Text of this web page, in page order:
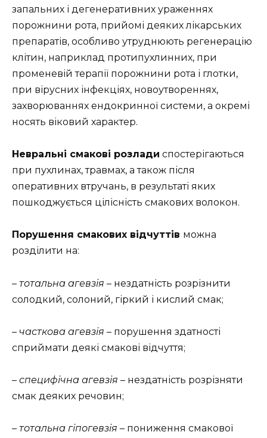
запальних і дегенеративних ураженнях
порожнини рота, прийомі деяких лікарських
препаратів, особливо утруднюють регенерацію
клітин, наприклад протипухлинних, при
променевій терапії порожнини рота і глотки,
при вірусних інфекціях, новоутвореннях,
захворюваннях ендокринної системи, а окремі
носять віковий характер.
Невральні смакові розлади спостерігаються
при пухлинах, травмах, а також після
оперативних втручань, в результаті яких
пошкоджується цілісність смакових волокон.
Порушення смакових відчуттів можна
розділити на:
– тотальна агевзія – нездатність розрізнити
солодкий, солоний, гіркий і кислий смак;
– часткова агевзія – порушення здатності
сприймати деякі смакові відчуття;
– специфічна агевзія – нездатність розрізняти
смак деяких речовин;
– тотальна гіпогевзія – пониження смакової